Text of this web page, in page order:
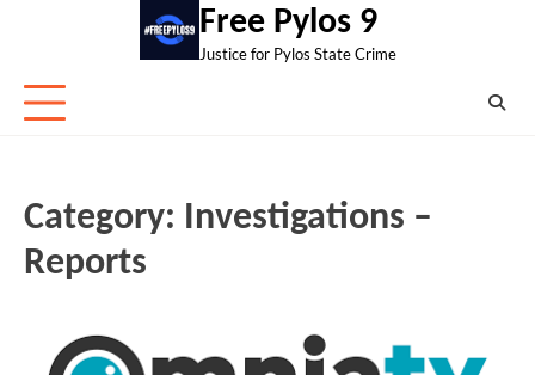
Free Pylos 9
Justice for Pylos State Crime
Category: Investigations –
Reports